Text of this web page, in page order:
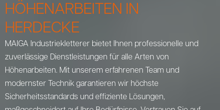
HÖHENARBEITEN IN
HERDECKE
MAIGA Industriekletterer bietet Ihnen professionelle und
zuverlässige Dienstleistungen für alle Arten von
Höhenarbeiten. Mit unserem erfahrenen Team und
modernster Technik garantieren wir höchste
Sicherheitsstandards und effiziente Lösungen,